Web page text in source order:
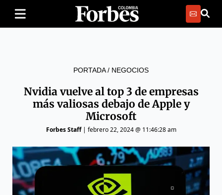
PORTADA/ NEGOCIOS
Nvidia vuelve al top 3 de empresas
más valiosas debajo de Apple y
Microsoft
Forbes Staff| febrero 22, 2024 @ 11:46:28 am